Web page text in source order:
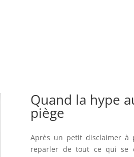
Quand la hype
piège
Après un petit disclaimer à
reparler de tout ce qui se